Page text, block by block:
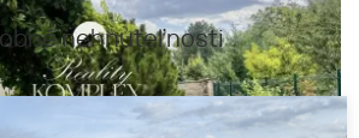
nehnuteľnosti